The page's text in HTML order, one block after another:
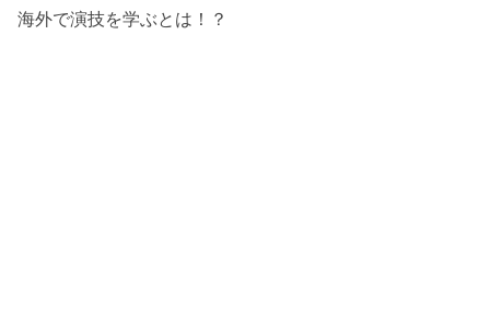
海外で演技を学ぶとは！？